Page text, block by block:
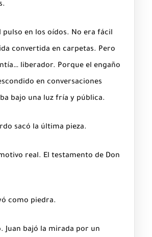
pulso en los oídos. No era fácil
convertida en carpetas. Pero
liberador. Porque el engaño
en conversaciones
bajo una luz fría y pública.
sacó la última pieza.
real. El testamento de Don
como piedra.
Juan bajó la mirada por un